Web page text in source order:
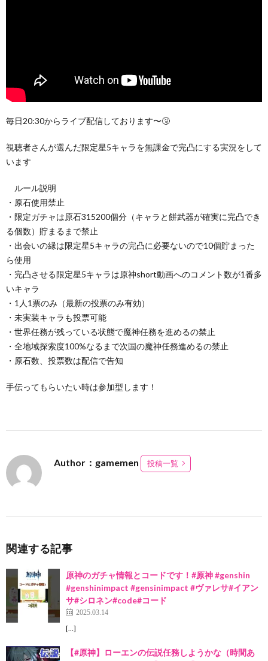
毎日20:30からライブ配信しております〜🤧
視聴者さんが選んだ限定星5キャラを無課金で完凸にする実況をして
います
ルール説明
・原石使用禁止
・限定ガチャは原石315200個分（キャラと餅武器が確実に完凸でき
る個数）貯まるまで禁止
・出会いの縁は限定星5キャラの完凸に必要ないので10個貯まった
ら使用
・完凸させる限定星5キャラは原神short動画へのコメント数が1番多
いキャラ
・1人1票のみ（最新の投票のみ有効）
・未実装キャラも投票可能
・世界任務が残っている状態で魔神任務を進めるの禁止
・全地域探索度100%なるまで次国の魔神任務進めるの禁止
・原石数、投票数は配信で告知
手伝ってもらいたい時は参加型します！
Author：gamemen 投稿一覧
関連する記事
原神のガチャ情報とコードです！#原神 #genshin
#genshinimpact #gensinimpact #ヴァレサ#イアン
サ#シロネン#code#コード
2025.03.14
[…]
【#原神】ローエンの伝説任務しようかな（時間あ